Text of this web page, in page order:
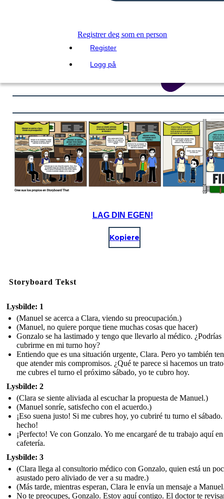
Registrer deg som en person
Register
Logg på
LAG DIN EGEN!
Kopiere
Storyboard Tekst
Lysbilde: 1
(Manuel se acerca a Clara, viendo su preocupación.)
(Manuel, no quiere porque tiene muchas cosas que hacer)
Gonzalo se ha lastimado y tengo que llevarlo al médico. ¿Podrías
cubrirme en mi turno hoy?
Entiendo que es una situación urgente, Clara. Pero yo también
que atender mis compromisos. ¿Qué te parece si hacemos un
me cubres el turno el próximo sábado, yo te cubro hoy.
Lysbilde: 2
(Clara se siente aliviada al escuchar la propuesta de Manuel.)
(Manuel sonríe, satisfecho con el acuerdo.)
¡Eso suena justo! Si me cubres hoy, yo cubriré tu turno el sábado.
hecho!
¡Perfecto! Ve con Gonzalo. Yo me encargaré de tu trabajo aquí
cafetería.
Lysbilde: 3
(Clara llega al consultorio médico con Gonzalo, quien está un
asustado pero aliviado de ver a su madre.)
(Más tarde, mientras esperan, Clara le envía un mensaje a
No te preocupes, Gonzalo. Estoy aquí contigo. El doctor te